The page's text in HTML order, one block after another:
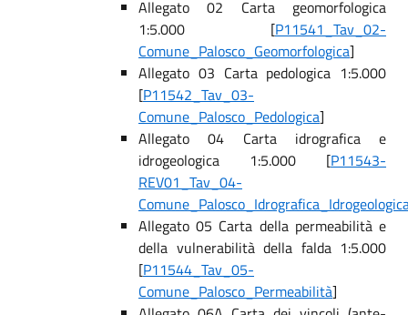
Allegato 02 Carta geomorfologica
1:5.000 [P11541_Tav_02-
Comune_Palosco_Geomorfologica]
Allegato 03 Carta pedologica 1:5.000
[P11542_Tav_03-
Comune_Palosco_Pedologica]
Allegato 04 Carta idrografica e
idrogeologica 1:5.000 [P11543-
REV01_Tav_04-
Allegato 05 Carta della permeabilità e
della vulnerabilità della falda 1:5.000
[P11544_Tav_05-
Comune_Palosco_Permeabilità]